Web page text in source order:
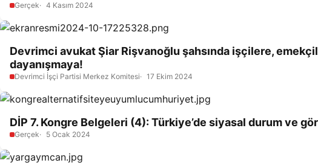
Gerçek 4 Kasım 2024
Devrimci avukat Şiar Rişvanoğlu şahsında işçilere,
dayanışmaya!
Devrimci İşçi Partisi Merkez Komitesi 17 Ekim 2024
DİP 7. Kongre Belgeleri (4): Türkiye’de siyasal durum ve
Gerçek 5 Ocak 2024